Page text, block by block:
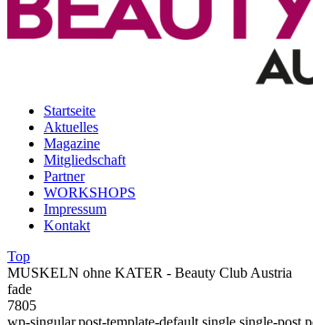
Startseite
Aktuelles
Magazine
Mitgliedschaft
Partner
WORKSHOPS
Impressum
Kontakt
Top
MUSKELN ohne KATER - Beauty Club Austria
fade
7805